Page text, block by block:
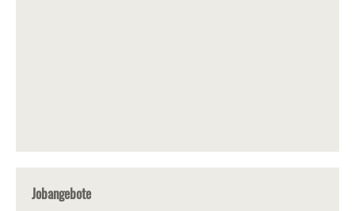
Jobangebote